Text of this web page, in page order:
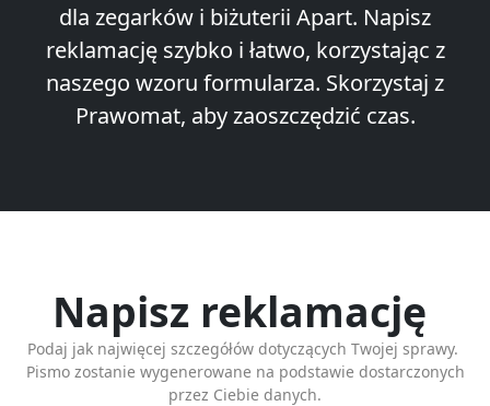
dla zegarków i biżuterii Apart. Napisz
reklamację szybko i łatwo, korzystając z
naszego wzoru formularza. Skorzystaj z
Prawomat, aby zaoszczędzić czas.
Napisz reklamację
Podaj jak najwięcej szczegółów dotyczących Twojej sprawy.
Pismo zostanie wygenerowane na podstawie dostarczonych
przez Ciebie danych.